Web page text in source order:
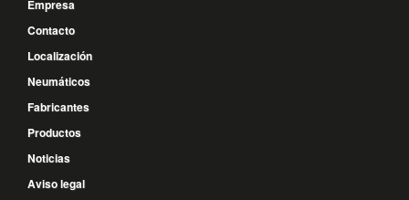
Empresa
Contacto
Localización
Neumáticos
Fabricantes
Productos
Noticias
Aviso legal